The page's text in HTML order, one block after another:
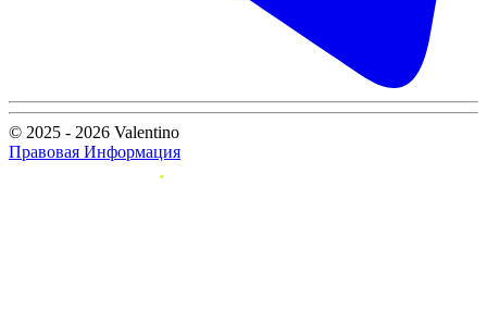
© 2025 - 2026 Valentino
Правовая Информация